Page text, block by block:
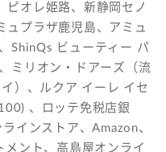
ピオレ姫路、新静岡セノ
ュプラザ鹿児島、アミュ
ShinQs ビューティー パ
ミリオン・ドアーズ（流
）、ルクア イーレ イセ
、ロッテ免税店銀
インストア、Amazon、
ント、高島屋オンライ